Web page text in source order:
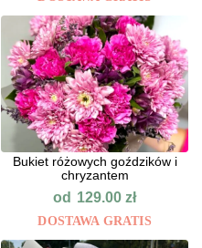
Bukiet różowych goździków i
chryzantem
od 129.00zł
DOSTAWA GRATIS